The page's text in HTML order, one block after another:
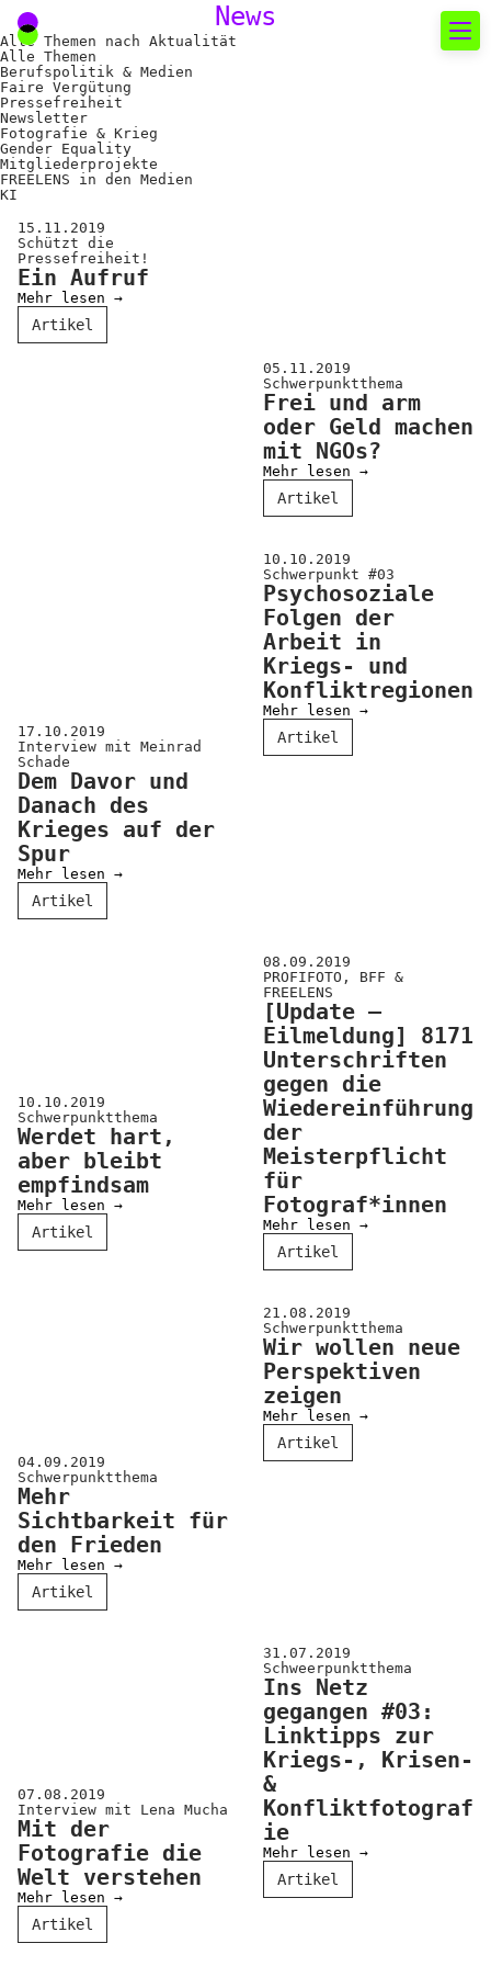
Neues rund um die
Fotografie
Das aktuelle Foto
News
Termine
FREELENS Galerie
Showcases
Fakten für Politik und
Projekte und Publikationen
Services für
Fotograf*innen
Mitglied werden
Presseausweis
Login
News
Alle Themen nach Aktualität
Alle Themen
Berufspolitik & Medien
Faire Vergütung
Pressefreiheit
Newsletter
Fotografie & Krieg
Gender Equality
Mitgliederprojekte
FREELENS in den Medien
KI
15.11.2019
Schützt die
Pressefreiheit!
Ein Aufruf
Mehr lesen →
Artikel
05.11.2019
Schwerpunktthema
Frei und arm
oder Geld machen
mit NGOs?
Mehr lesen →
Artikel
17.10.2019
Interview mit Meinrad
Schade
Dem Davor und
Danach des
Krieges auf der
Spur
Mehr lesen →
Artikel
10.10.2019
Schwerpunkt #03
Psychosoziale
Folgen der
Arbeit in
Kriegs- und
Konfliktregionen
Mehr lesen →
Artikel
10.10.2019
Schwerpunktthema
Werdet hart,
aber bleibt
empfindsam
Mehr lesen →
Artikel
08.09.2019
PROFIFOTO, BFF &
FREELENS
[Update –
Eilmeldung] 8171
Unterschriften
gegen die
Wiedereinführung
der
Meisterpflicht
für
Fotograf*innen
Mehr lesen →
Artikel
04.09.2019
Schwerpunktthema
Mehr
Sichtbarkeit für
den Frieden
Mehr lesen →
Artikel
21.08.2019
Schwerpunktthema
Wir wollen neue
Perspektiven
zeigen
Mehr lesen →
Artikel
07.08.2019
Interview mit Lena Mucha
Mit der
Fotografie die
Welt verstehen
Mehr lesen →
Artikel
31.07.2019
Schweerpunktthema
Ins Netz
gegangen #03:
Linktipps zur
Kriegs-, Krisen-
&
Konfliktfotograf
ie
Mehr lesen →
Artikel